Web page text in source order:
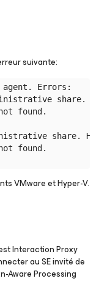
suivante:
Errors:
found.
found.
VMware et Hyper-V.
Interaction Proxy
au SE invité de
Aware Processing